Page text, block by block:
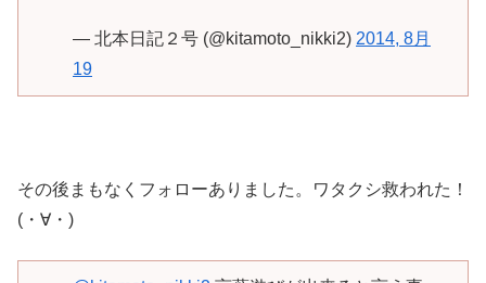
— 北本日記２号 (@kitamoto_nikki2) 2014, 8月
19
その後まもなくフォローありました。ワタクシ救われた！
(・∀・)